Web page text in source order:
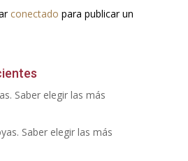
conectado para publicar un
Saber elegir las más
Saber elegir las más